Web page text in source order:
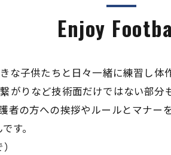
Enjoy
な子供たちと日々一緒に練習し
がりなど技術面だけではない部
者の方への挨拶やルールとマナ
す。